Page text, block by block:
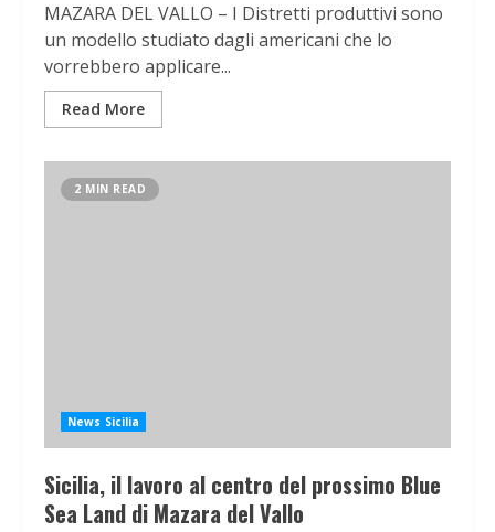
MAZARA DEL VALLO – I Distretti produttivi sono
un modello studiato dagli americani che lo
vorrebbero applicare...
Read More
2 MIN READ
News Sicilia
Sicilia, il lavoro al centro del prossimo Blue
Sea Land di Mazara del Vallo